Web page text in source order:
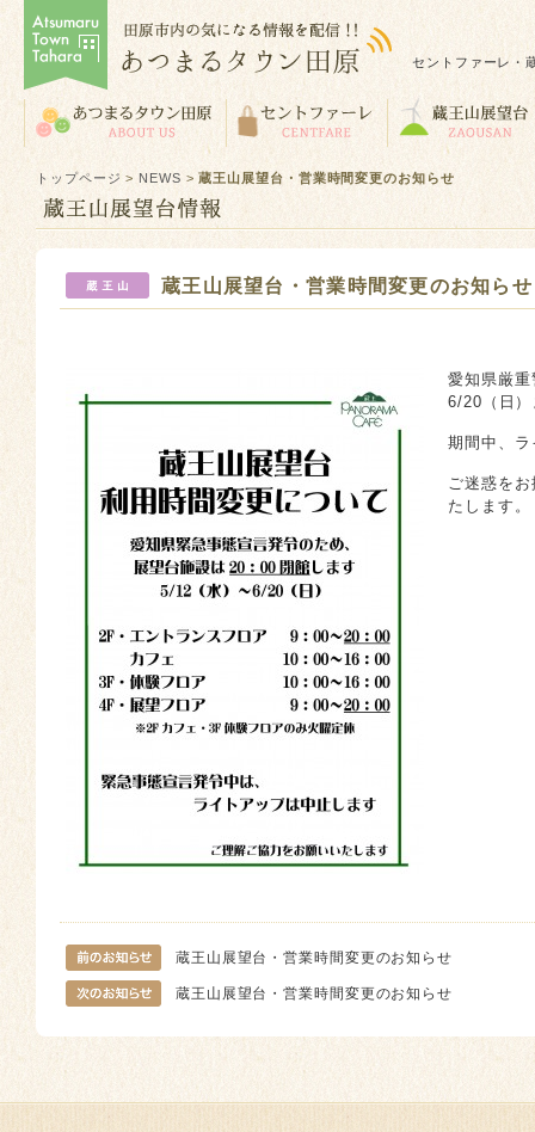
セントファーレ・
トップページ > NEWS >蔵王山展望台・営業時間変更のお知らせ
蔵王山展望台・営業時間変更のお知らせ
愛知県厳
6/20（日）
期間中、
ご迷惑を
たします。
蔵王山展望台・営業時間変更のお知らせ
蔵王山展望台・営業時間変更のお知らせ